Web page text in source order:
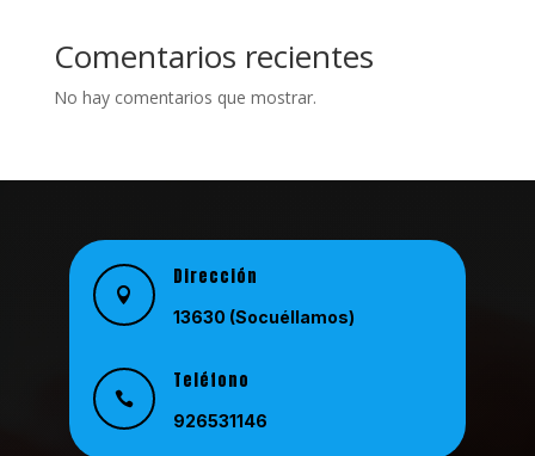
Comentarios recientes
No hay comentarios que mostrar.

Dirección
13630 (Socuéllamos)

Teléfono
926531146